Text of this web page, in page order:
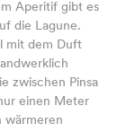
Aperitif gibt es
die Lagune.
mit dem Duft
zwischen Pinsa
einen Meter
wärmeren